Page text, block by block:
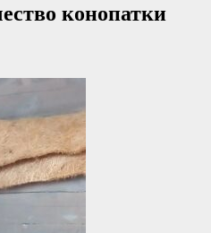
конопатки